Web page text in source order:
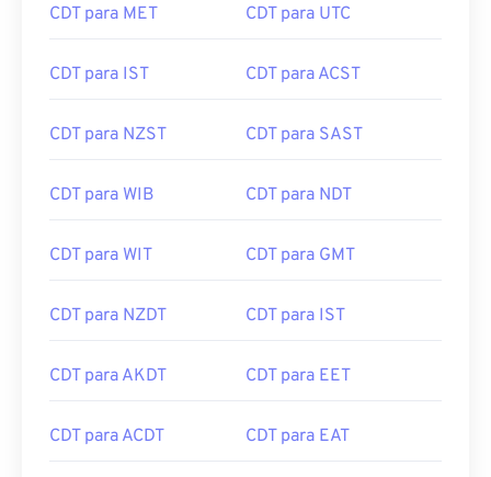
CDT para MET CDT para UTC
CDT para IST CDT para ACST
CDT para NZST CDT para SAST
CDT para WIB CDT para NDT
CDT para WIT CDT para GMT
CDT para NZDT CDT para IST
CDT para AKDT CDT para EET
CDT para ACDT CDT para EAT